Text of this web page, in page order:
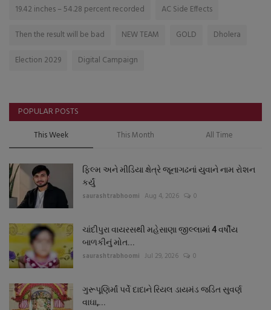
19.42 inches – 54.28 percent recorded
AC Side Effects
Then the result will be bad
NEW TEAM GOLD
Dholera
Election 2029
Digital Campaign
POPULAR POSTS
This Week This Month All Time
ફિલ્મ અને મીડિયા ક્ષેત્રે જૂનાગઢનાં યુવાને નામ રોશન
કર્યું
saurashtrabhoomi Aug 4, 2026 0
ચાંદીપુરા વાયરસથી મહેસાણા જીલ્લામાં 4 વર્ષીય
બાળકીનું મોત...
saurashtrabhoomi Jul 29, 2026 0
ગુરૂપૂણિર્માં પર્વે દાદાને રિયલ ડાયમંડ જડિત સુવર્ણ
વાઘા,...